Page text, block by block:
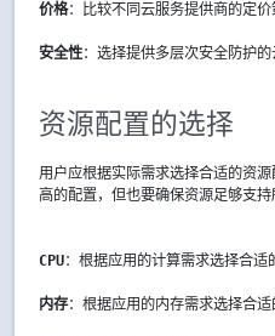
价格：比较不同云服务提供商的定价
安全性：选择提供多层次安全防护
资源配置的选择
用户应根据实际需求选择合适的资
高的配置，但也要确保资源足够支持
CPU：根据应用的计算需求选择合适
内存：根据应用的内存需求选择合适